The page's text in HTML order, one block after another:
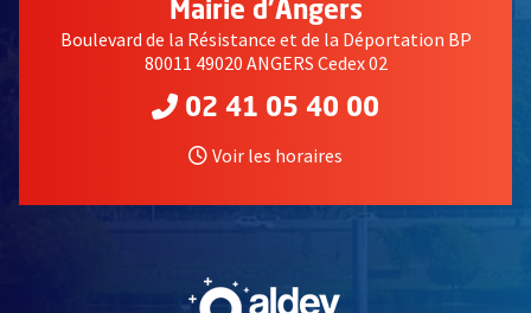
Mairie d'Angers
Boulevard de la Résistance et de la Déportation BP
80011 49020 ANGERS Cedex 02
02 41 05 40 00
Voir les horaires